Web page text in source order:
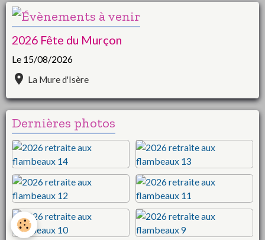
2026 Fête du Murçon
Le 15/08/2026
La Mure d'Isère
Dernières photos